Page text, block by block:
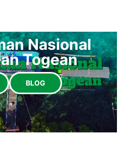
Nasional
Togean
BLOG